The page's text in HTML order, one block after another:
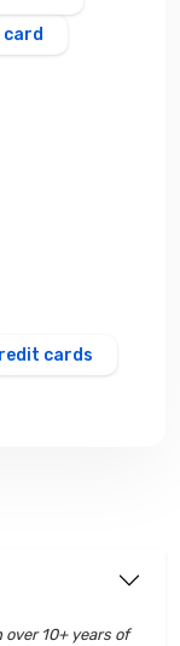
cards
10+ years of